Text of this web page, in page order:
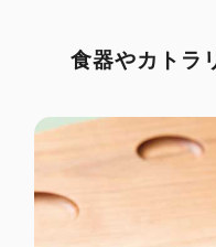
食器やカトラ